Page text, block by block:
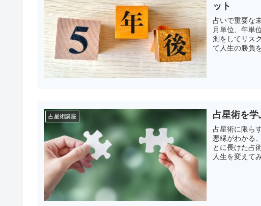
ット
占いで重要な
月単位、年単
測をしてリス
て人生の勝負
占星術講座 占星術を
占星術に限ら
悪縁がわかる
とに長けた占
人生を変えて